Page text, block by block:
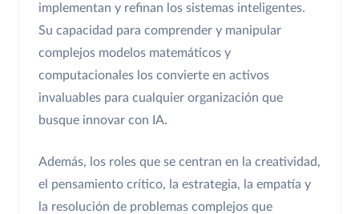
implementan y refinan los sistemas inteligentes.
Su capacidad para comprender y manipular
complejos modelos matemáticos y
computacionales los convierte en activos
invaluables para cualquier organización que
busque innovar con IA.
Además, los roles que se centran en la creatividad,
el pensamiento crítico, la estrategia, la empatía y
la resolución de problemas complejos que